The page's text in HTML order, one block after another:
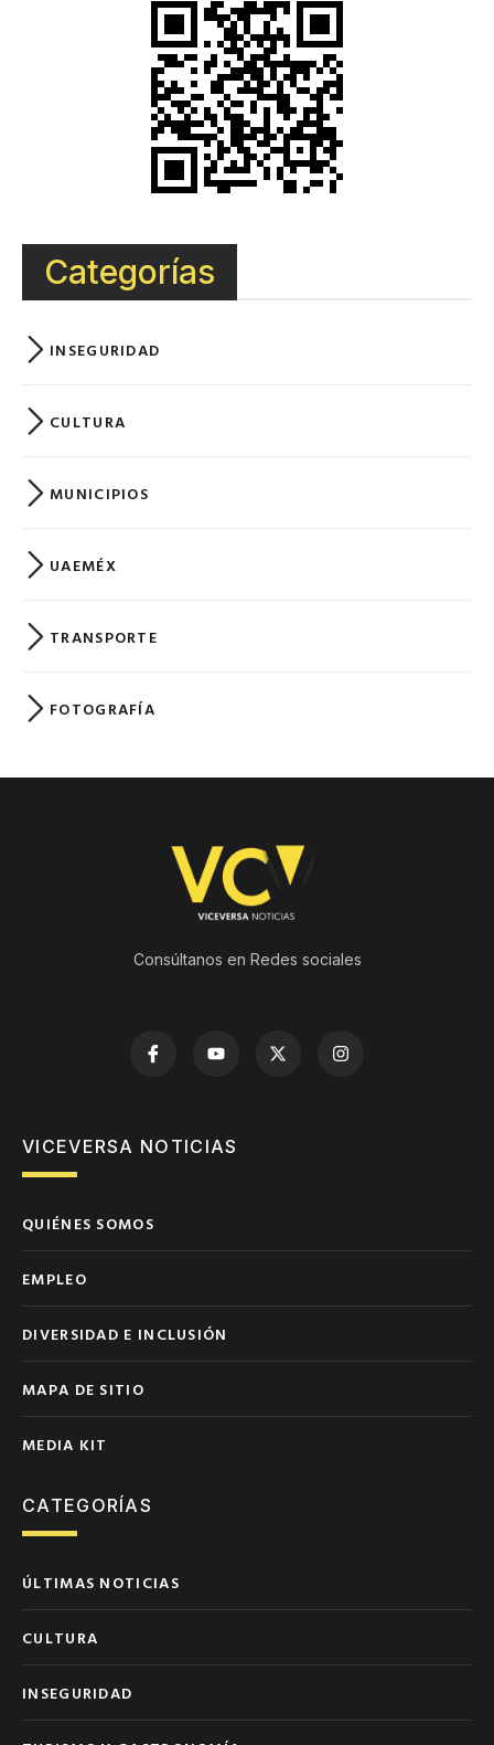
Categorías
INSEGURIDAD
CULTURA
MUNICIPIOS
UAEMÉX
TRANSPORTE
FOTOGRAFÍA
Consúltanos en Redes sociales
VICEVERSA NOTICIAS
QUIÉNES SOMOS
EMPLEO
DIVERSIDAD E INCLUSIÓN
MAPA DE SITIO
MEDIA KIT
CATEGORÍAS
ÚLTIMAS NOTICIAS
CULTURA
INSEGURIDAD